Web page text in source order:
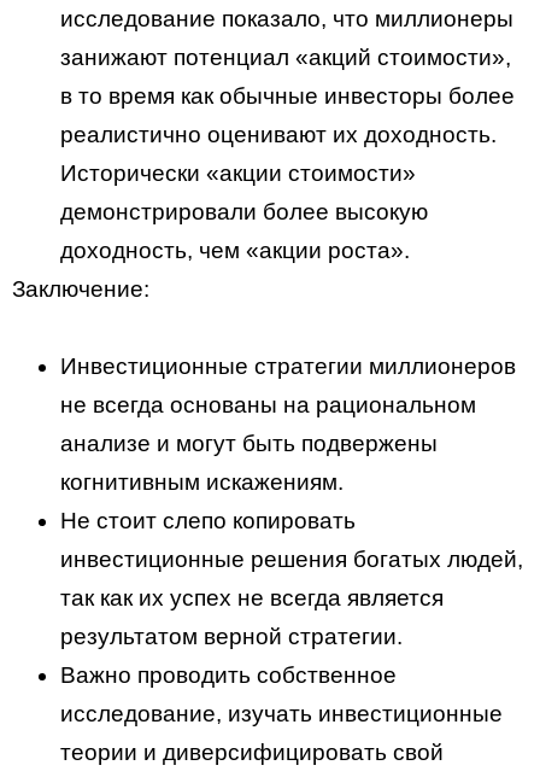
исследование показало, что миллионеры
занижают потенциал «акций стоимости»,
в то время как обычные инвесторы более
реалистично оценивают их доходность.
Исторически «акции стоимости»
демонстрировали более высокую
доходность, чем «акции роста».
Заключение:
Инвестиционные стратегии миллионеров
не всегда основаны на рациональном
анализе и могут быть подвержены
когнитивным искажениям.
Не стоит слепо копировать
инвестиционные решения богатых людей,
так как их успех не всегда является
результатом верной стратегии.
Важно проводить собственное
исследование, изучать инвестиционные
теории и диверсифицировать свой